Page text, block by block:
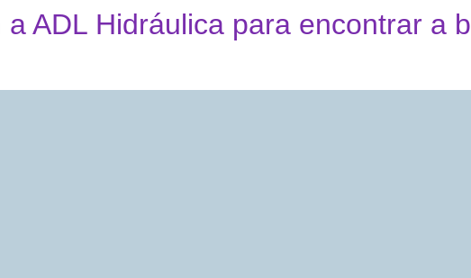
a ADL Hidráulica para encontrar a